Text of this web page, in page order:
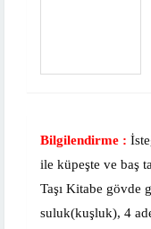
Bilgilendirme :
ile küpeşte ve baş
Taşı Kitabe gövde
suluk(kuşluk), 4